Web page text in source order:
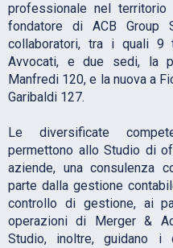
professionale nel
fondatore di ACB Group
collaboratori, tra i quali 9
Avvocati, e due sedi, la
Manfredi 120, e la nuova a
Garibaldi 127.
Le diversificate
permettono allo Studio di
aziende, una consulenza
parte dalla gestione
controllo di gestione, ai
operazioni di Merger &
Studio, inoltre, guidano i